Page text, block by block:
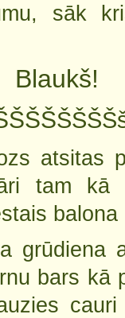
sāk
Blaukš!
Š
atsitas
tam kā
balona
grūdiena
bars kā